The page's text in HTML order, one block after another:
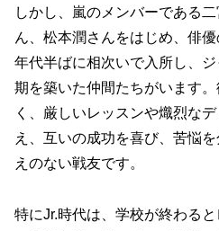
しかし、嵐のメンバーである
ん、松本潤さんをはじめ、俳
年代半ばに相次いで入所し、
期を築いた仲間たちがいます
く、厳しいレッスンや熾烈な
え、互いの成功を喜び、苦悩
えのない戦友です。
特にJr.時代は、学校が終わる